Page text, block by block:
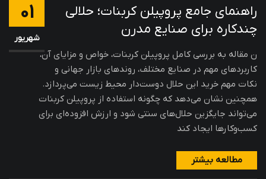
راهنمای جامع پروپیلن کربنات؛ حلالی
چندکاره برای صنایع مدرن
ن مقاله به بررسی کامل پروپیلن کربنات، خواص و مزایای آن،
کاربردهای مهم در صنایع مختلف، روندهای بازار جهانی و
نکات مهم خرید این حلال دوست‌دار محیط زیست می‌پردازد.
همچنین نشان می‌دهد که چگونه استفاده از پروپیلن کربنات
می‌تواند جایگزین حلال‌های سنتی شود و ارزش افزوده‌ای برای
کسب‌وکارها ایجاد کند
01
شهریور
مطالعه بیشتر